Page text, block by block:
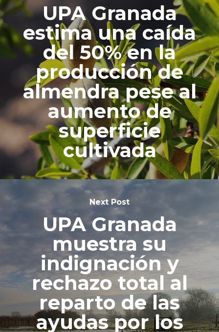
UPA Granada
estima una caída
del 50% en la
producción de
almendra pese al
aumento de
superficie
cultivada
Next Post
UPA Granada
muestra su
indignación y
rechazo total al
reparto de las
ayudas por los